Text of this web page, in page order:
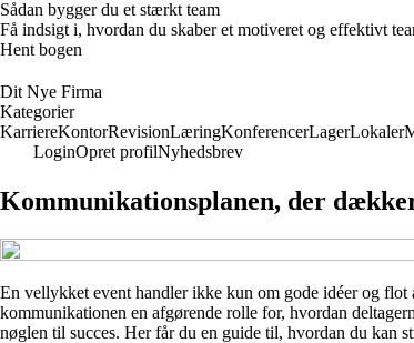
Sådan bygger du et stærkt team
Få indsigt i, hvordan du skaber et motiveret og effektivt
Hent bogen
Dit Nye Firma
Kategorier
KarriereKontorRevisionLæringKonferencerLagerLokaler
LoginOpret profilNyhedsbrev
Kommunikationsplanen, der
En vellykket event handler ikke kun om gode idéer og
kommunikationen en afgørende rolle for, hvordan
nøglen til succes. Her får du en guide til, hvordan du kan